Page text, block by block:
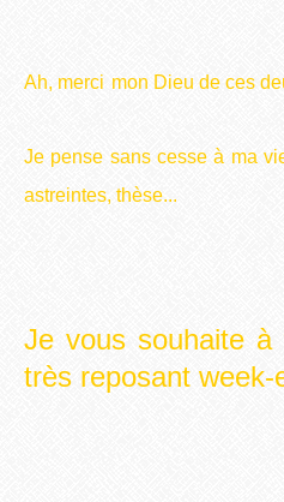
Ah, merci mon Dieu de ces
Je pense sans cesse à ma
astreintes, thèse...
Je vous souhaite
très reposant week-